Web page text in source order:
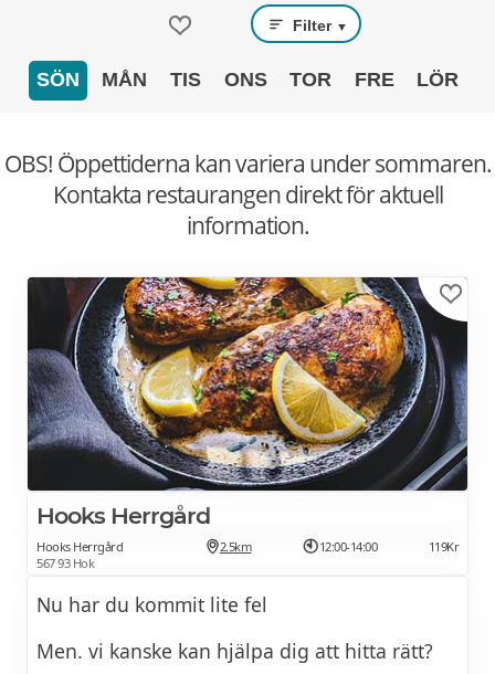
Filter ▼
SÖN MÅN TIS ONS TOR FRE LÖR
OBS! Öppettiderna kan variera under sommaren.
Kontakta restaurangen direkt för aktuell
information.
Hooks Herrgård
Hooks Herrgård
567 93 Hok
2.5km 12:00-14:00 119Kr
Nu har du kommit lite fel
Men. vi kanske kan hjälpa dig att hitta rätt?